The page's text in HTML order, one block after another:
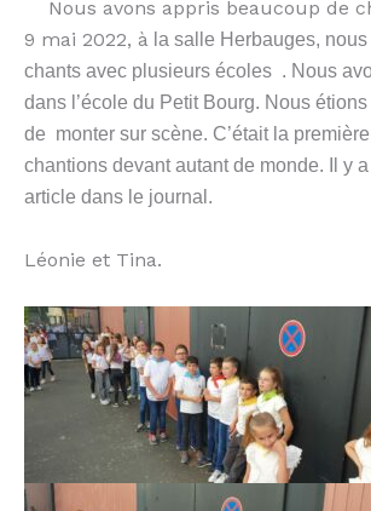
Nous avons appris beaucoup de
9 mai 2022, à la salle Herbauges,
chants avec plusieurs écoles . Nous
dans l’école du Petit Bourg. Nous
de monter sur scène. C’était la
chantions devant autant de monde. Il y
article dans le journal.
Léonie et Tina.